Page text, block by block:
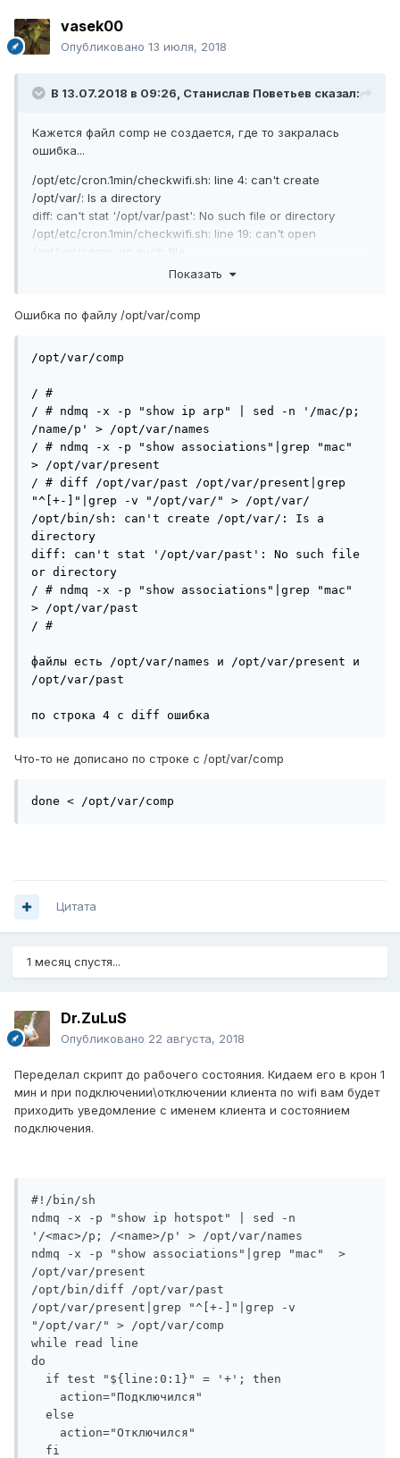
с текстом: "$name $action"
done < /opt/var/comp
сделано через
переписать через переменные
P.S. пишу первый раз, так что критика приветствуется
vasek00
Опубликовано 13 июля, 2018
В 13.07.2018 в 09:26, Станислав Поветьев сказал:
Кажется файл comp не создается, где то закралась
ошибка...
/opt/etc/cron.1min/checkwifi.sh: line 4: can't create
/opt/var/: Is a directory
diff: can't stat '/opt/var/past': No such file or directory
/opt/etc/cron.1min/checkwifi.sh: line 19: can't open
/opt/var/comp: no such file
Показать
Ошибка по файлу /opt/var/comp
/opt/var/comp
/ #
/ # ndmq -x -p "show ip arp" | sed -n '/mac/p;
/name/p' > /opt/var/names
/ # ndmq -x -p "show associations"|grep "mac"
> /opt/var/present
/ # diff /opt/var/past /opt/var/present|grep
"^[+-]"|grep -v "/opt/var/" > /opt/var/
/opt/bin/sh: can't create /opt/var/: Is a
directory
diff: can't stat '/opt/var/past': No such file
or directory
/ # ndmq -x -p "show associations"|grep "mac"
> /opt/var/past
/ #
файлы есть /opt/var/names и /opt/var/present и
/opt/var/past
по строка 4 с diff ошибка
Что-то не дописано по строке с /opt/var/comp
done < /opt/var/comp
Цитата
1 месяц спустя...
Dr.ZuLuS
Опубликовано 22 августа, 2018
Переделал скрипт до рабочего состояния. Кидаем его в крон 1
мин и при подключении\отключении клиента по wifi вам будет
приходить уведомление с именем клиента и состоянием
подключения.
#!/bin/sh
ndmq -x -p "show ip hotspot" | sed -n
'/<mac>/p; /<name>/p' > /opt/var/names
ndmq -x -p "show associations"|grep "mac"  >
/opt/var/present
/opt/bin/diff /opt/var/past
/opt/var/present|grep "^[+-]"|grep -v
"/opt/var/" > /opt/var/comp
while read line
do